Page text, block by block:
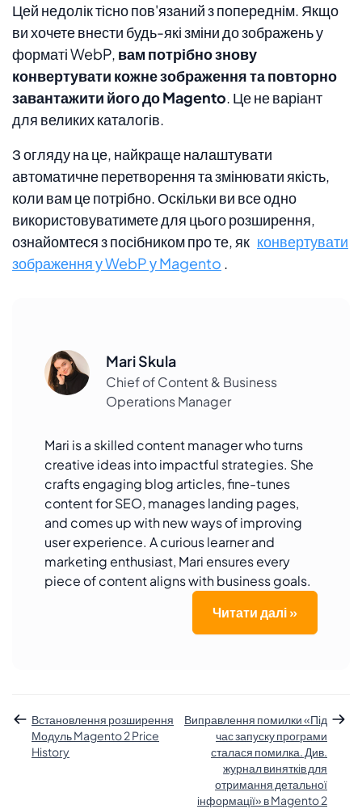
Цей недолік тісно пов'язаний з попереднім. Якщо
ви хочете внести будь-які зміни до зображень у
форматі WebP, вам потрібно знову
конвертувати кожне зображення та повторно
завантажити його до Magento. Це не варіант
для великих каталогів.
З огляду на це, найкраще налаштувати
автоматичне перетворення та змінювати якість,
коли вам це потрібно. Оскільки ви все одно
використовуватимете для цього розширення,
ознайомтеся з посібником про те, як конвертувати
зображення у WebP у Magento .
Mari Skula
Chief of Content & Business
Operations Manager
Mari is a skilled content manager who turns
creative ideas into impactful strategies. She
crafts engaging blog articles, fine-tunes
content for SEO, manages landing pages,
and comes up with new ways of improving
user experience. A curious learner and
marketing enthusiast, Mari ensures every
piece of content aligns with business goals.
Читати далі »
Встановлення розширення
Модуль Magento 2 Price
History
Виправлення помилки «Під
час запуску програми
сталася помилка. Див.
журнал винятків для
отримання детальної
інформації» в Magento 2